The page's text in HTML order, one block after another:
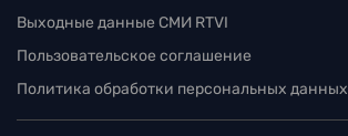
Выходные данные СМИ RTVI
Пользовательское соглашение
Политика обработки персональных данных